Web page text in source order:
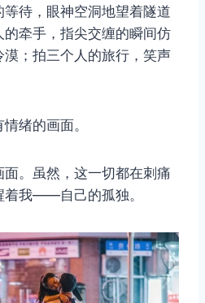
待，眼神空洞地望着隧道
牵手，指尖交缠的瞬间仿
；拍三个人的旅行，笑声
绪的画面。
。虽然，这一切都在刺痛
着我——自己的孤独。